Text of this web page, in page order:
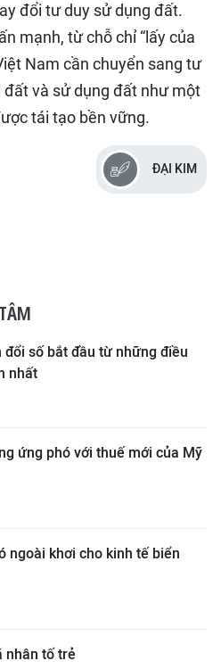
đổi tư duy sử dụng đất.
mạnh, từ chỗ chỉ “lấy của
Nam cần chuyển sang tư
đất và sử dụng đất như một
tái tạo bền vững.
ĐẠI KIM
đổi số bắt đầu từ những điều
nhất
ứng phó với thuế mới của Mỹ
ngoài khơi cho kinh tế biển
nhân tố trẻ